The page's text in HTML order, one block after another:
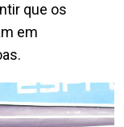
que os
em